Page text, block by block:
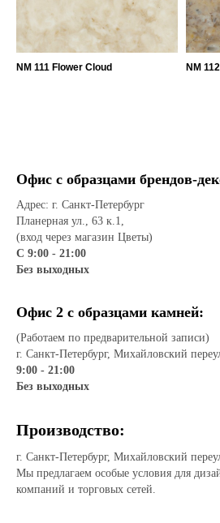
NM 111 Flower Cloud NM
Офис с образцами брендов-
Адрес: г. Санкт-Петербург
Планерная ул., 63 к.1,
(вход через магазин Цветы)
С 9:00 - 21:00
Без выходных
Офис 2 с образцами камней:
(Работаем по предварительной записи)
г. Санкт-Петербург, Михайловский
9:00 - 21:00
Без выходных
Производство:
г. Санкт-Петербург, Михайловский
Мы предлагаем особые условия для
компаний и торговых сетей.